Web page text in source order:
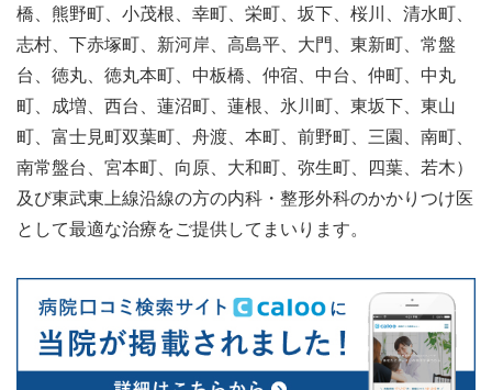
橋、熊野町、小茂根、幸町、栄町、坂下、桜川、清水町、
志村、下赤塚町、新河岸、高島平、大門、東新町、常盤
台、徳丸、徳丸本町、中板橋、仲宿、中台、仲町、中丸
町、成増、西台、蓮沼町、蓮根、氷川町、東坂下、東山
町、富士見町双葉町、舟渡、本町、前野町、三園、南町、
南常盤台、宮本町、向原、大和町、弥生町、四葉、若木）
及び東武東上線沿線の方の内科・整形外科のかかりつけ医
として最適な治療をご提供してまいります。